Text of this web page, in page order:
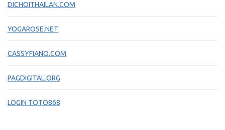
DICHOITHAILAN.COM
YOGAROSE.NET
CASSYFIANO.COM
PAGDIGITAL.ORG
LOGIN TOTO868